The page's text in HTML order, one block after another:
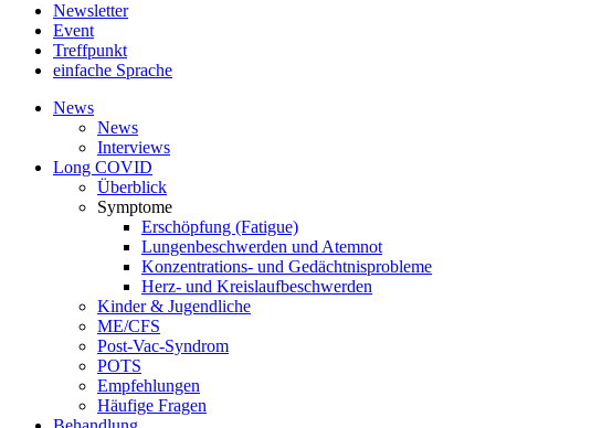
Newsletter
Event
Treffpunkt
einfache Sprache
News
News
Interviews
Long COVID
Überblick
Symptome
Erschöpfung (Fatigue)
Lungenbeschwerden und Atemnot
Konzentrations- und Gedächtnisprobleme
Herz- und Kreislaufbeschwerden
Kinder & Jugendliche
ME/CFS
Post-Vac-Syndrom
POTS
Empfehlungen
Häufige Fragen